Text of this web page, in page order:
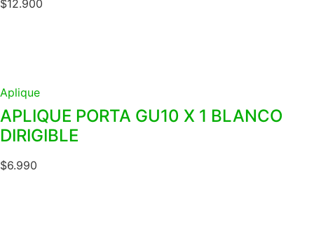
$12.900
Aplique
APLIQUE PORTA GU10 X 1 BLANCO
DIRIGIBLE
$6.990